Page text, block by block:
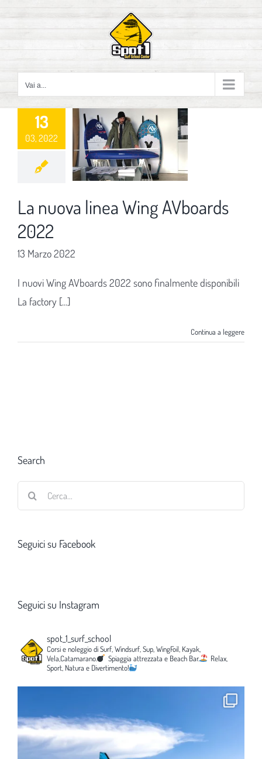
contenuto
Vai a...
13
03, 2022
La nuova linea Wing AVboards
2022
13 Marzo 2022
I nuovi Wing AVboards 2022 sono finalmente disponibili
La factory [...]
Continua a leggere
Search
Seguici su Facebook
Seguici su Instagram
spot_1_surf_school
Corsi e noleggio di Surf, Windsurf, Sup, WingFoil, Kayak,
Vela,Catamarano.
Spiaggia attrezzata e Beach Bar.
Relax,
Sport, Natura e Divertimento!